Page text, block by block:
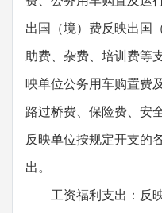
出国（境）费反映出国
助费、杂费、培训费等
映单位公务用车购置费
路过桥费、保险费、安
反映单位按规定开支的
出。
工资福利支出：反